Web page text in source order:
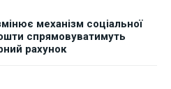
механізм соціальної
спрямовуватимуть
рахунок